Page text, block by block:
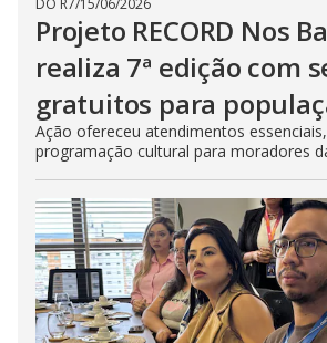
DO R7/15/06/2026
Projeto RECORD Nos
realiza 7ª edição com
gratuitos para
Ação ofereceu atendimentos
programação cultural para moradores